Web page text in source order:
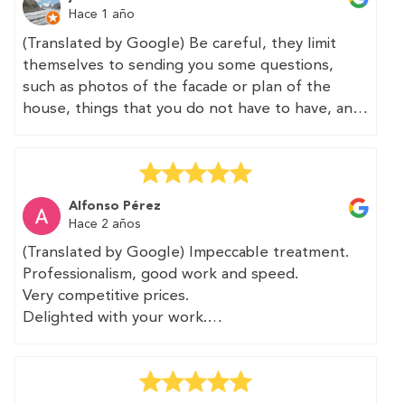
I subsequently received the certificate in a
couple of days, and then received the
registration certificate and the energy
certification label from the administration.
Thank you very much. The work was quick and at
professionals and will use their services again.
(Original)
Profesionalidad y trato inmejorable.
El profesional que vino a tomar medidas fue
rápido y preciso. Le aportamos plano de la
vivienda que agradeció ya que esto le facilitaba
Posteriorme tuve el certificado en un par de días
Hace 1 año
(Translated by Google) Be careful, they limit
themselves to sending you some questions,
such as photos of the facade or plan of the
house, things that you do not have to have, and
which you live. They sell this as "speed", but if
so, you can say anything.
The "service" is charged in advance. I hope that
the return of the same for not meeting what
was expected is just as fast.
Taking into account that there is a possibility that
to fill in the data, this service is completely
Alfonso Pérez
Hace 2 años
(Translated by Google) Impeccable treatment.
Professionalism, good work and speed.
Very competitive prices.
Delighted with your work.
A pleasure to have met you.